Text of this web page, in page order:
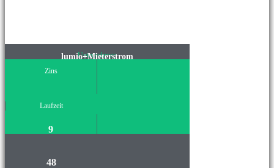
Unternehmen
lumio+Mieterstrom
Zins
Laufzeit
9
48